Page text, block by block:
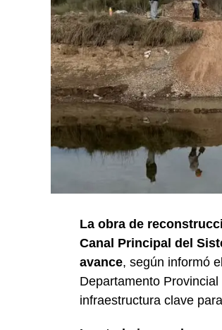
La obra de
Canal Principal del
avance, según informó
Departamento
infraestructura clave